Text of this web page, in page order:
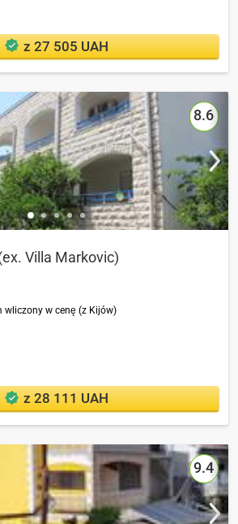
z 27 505 UAH
8.6
Villa Markovic)
wliczony w cenę (z Kijów)
z 28 111 UAH
9.4